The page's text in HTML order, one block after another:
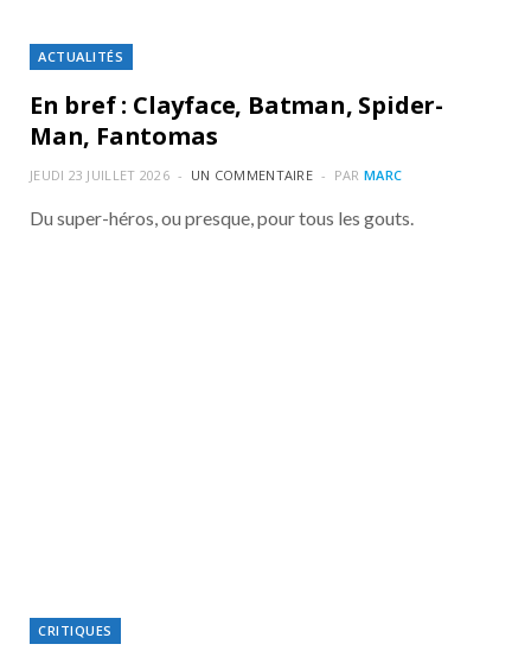
ACTUALITÉS
En bref : Clayface, Batman, Spider-
Man, Fantomas
JEUDI 23 JUILLET 2026 UN COMMENTAIRE PAR MARC
Du super-héros, ou presque, pour tous les gouts.
CRITIQUES